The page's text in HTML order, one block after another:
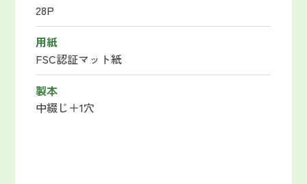
28P
用紙
FSC認証マット紙
製本
中綴じ＋1穴